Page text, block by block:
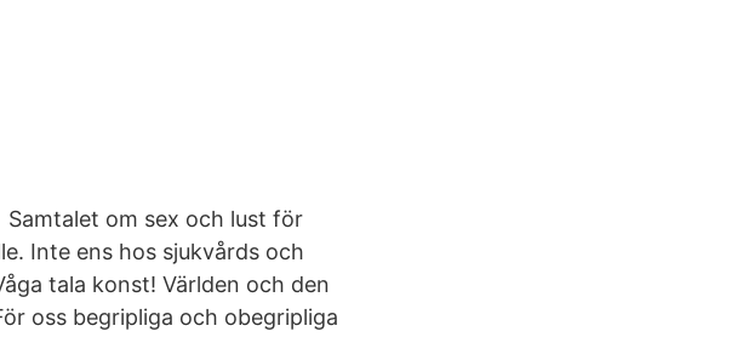
om sex och lust för
Inte ens hos sjukvårds och
tala konst! Världen och den
oss begripliga och obegripliga